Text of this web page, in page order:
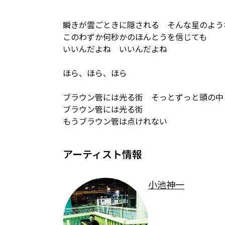
瞬きが雲ごときに隠される　そんな星のよ
このわずか何秒かのほんとうを信じても
いいんだよね　いいんだよね
ほら、ほら、ほら
ブラウン管には光る街　そっとずっと頭の中
ブラウン管には光る街
もうブラウン管は点けれない
アーティスト情報
小池神一